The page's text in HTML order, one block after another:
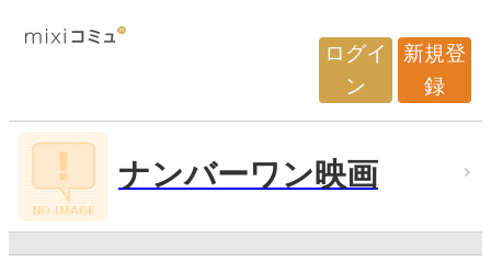
ログイ
ン
新規登
録
ナンバーワン映画